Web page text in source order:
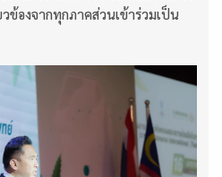
ข้องจากทุกภาคส่วนเข้าร่วมเป็น